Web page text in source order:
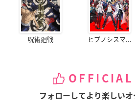
呪術廻戦 ヒプノシスマ...
OFFICIAL
フォローしてより楽しいオ